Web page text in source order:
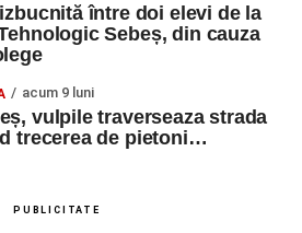
între doi elevi de la
Sebeș, din cauza
acum 9 luni
vulpile traverseaza strada
trecerea de pietoni…
PUBLICITATE